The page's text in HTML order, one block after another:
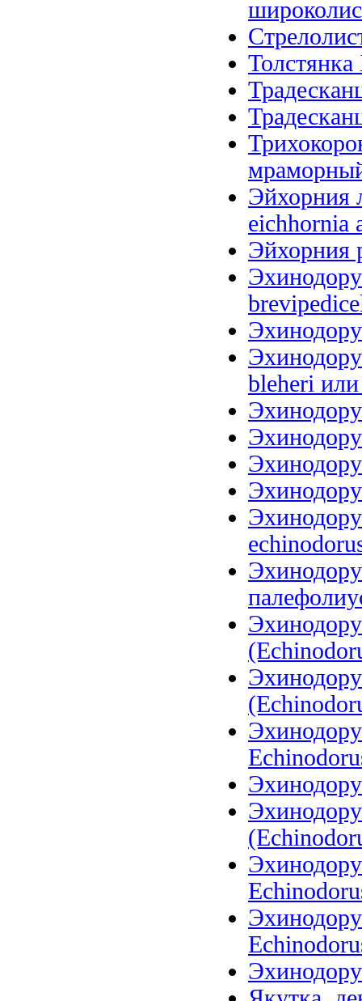
Эйхорния
eichhornia
Эйхорния
bleheri